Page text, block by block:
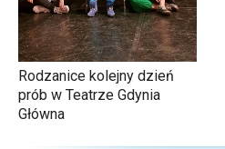
Rodzanice kolejny dzień
prób w Teatrze Gdynia
Główna